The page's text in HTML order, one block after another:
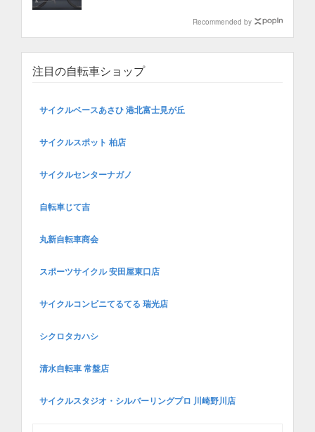
Recommended by
注目の自転車ショップ
サイクルベースあさひ 港北富士見が丘
サイクルスポット 柏店
サイクルセンターナガノ
自転車じて吉
丸新自転車商会
スポーツサイクル 安田屋東口店
サイクルコンビニてるてる 瑞光店
シクロタカハシ
清水自転車 常盤店
サイクルスタジオ・シルバーリングプロ 川崎野川店